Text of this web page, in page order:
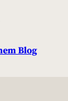
Blog